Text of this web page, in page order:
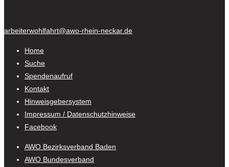
arbeiterwohlfahrt@awo-rhein-neckar.de
Home
Suche
Spendenaufruf
Kontakt
Hinweisgebersystem
Impressum / Datenschutzhinweise
Facebook
AWO Bezirksverband Baden
AWO Bundesverband